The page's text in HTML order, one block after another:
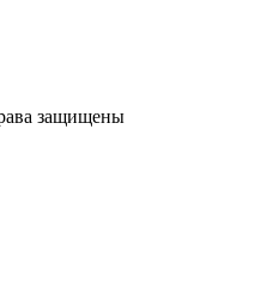
защищены